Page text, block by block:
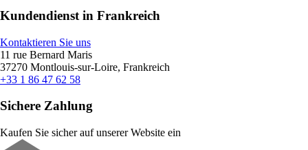
Kundendienst in Frankreich
Kontaktieren Sie uns
11 rue Bernard Maris
37270 Montlouis-sur-Loire, Frankreich
+33 1 86 47 62 58
Sichere Zahlung
Kaufen Sie sicher auf unserer Website ein